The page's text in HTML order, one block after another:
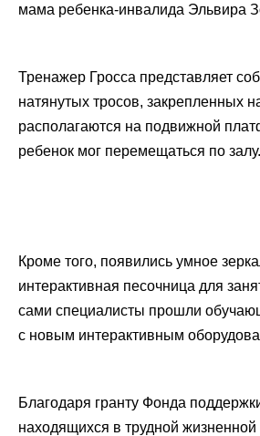
мама ребенка-инвалида Эльвира
Тренажер Гросса представляет
натянутых тросов, закрепленных
располагаются на подвижной
ребенок мог перемещаться по залу.
Кроме того, появились умное
интерактивная песочница для
сами специалисты прошли
с новым интерактивным
Благодаря гранту Фонда
находящихся в трудной жизненной